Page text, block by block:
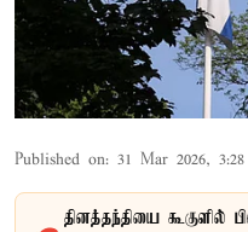
Published on: 31 Mar 2026,
தினத்தந்தியை கூகுளில்